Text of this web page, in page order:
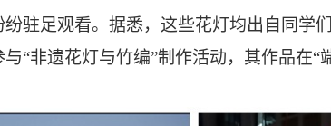
驻足观看。据悉，这些花灯均出自同学
“非遗花灯与竹编”制作活动，其作品在“